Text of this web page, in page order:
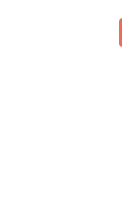
Invertoare Off-grid